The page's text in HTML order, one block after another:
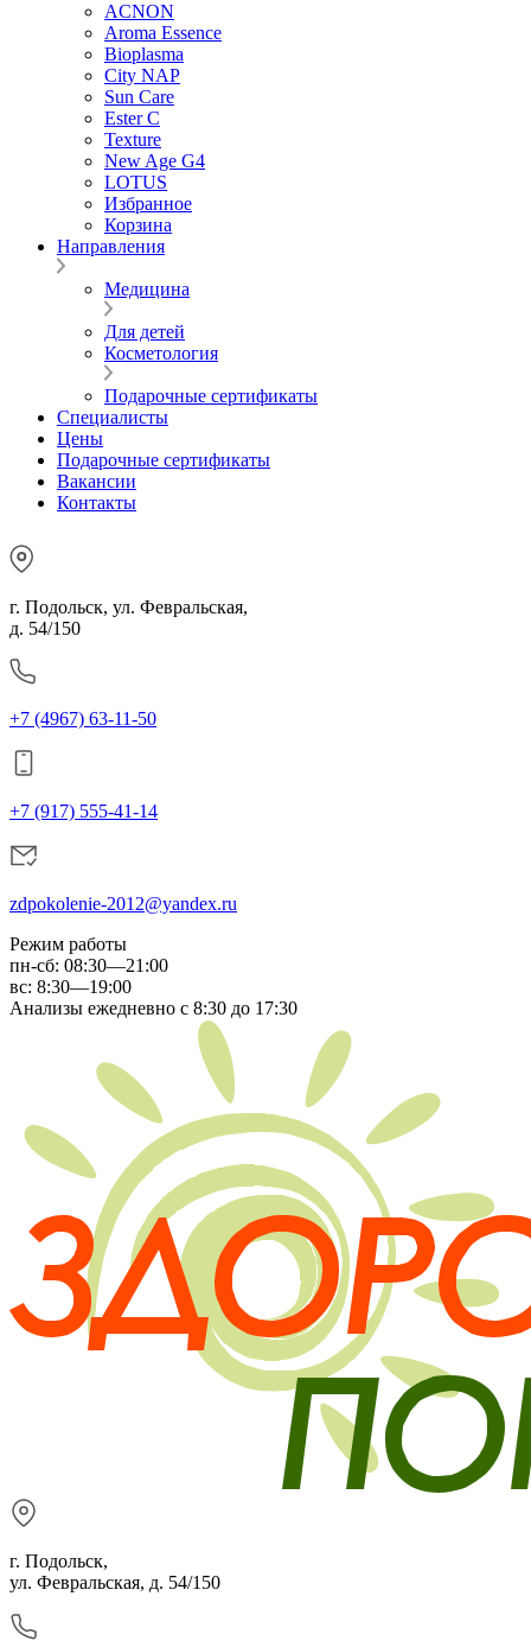
ACNON
Aroma Essence
Bioplasma
City NAP
Sun Care
Ester C
Texture
New Age G4
LOTUS
Избранное
Корзина
Направления
Медицина
Для детей
Косметология
Подарочные сертификаты
Специалисты
Цены
Подарочные сертификаты
Вакансии
Контакты
г. Подольск, ул. Февральская,
д. 54/150
+7 (4967) 63-11-50
+7 (917) 555-41-14
zdpokolenie-2012@yandex.ru
Режим работы
пн-сб: 08:30—21:00
вс: 8:30—19:00
Анализы ежедневно с 8:30 до 17:30
г. Подольск,
ул. Февральская, д. 54/150